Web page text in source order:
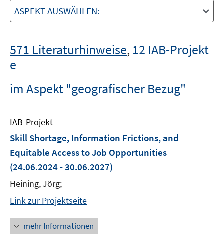
ASPEKT AUSWÄHLEN:
571 Literaturhinweise, 12 IAB-Projekt
e
im Aspekt "geografischer Bezug"
IAB-Projekt
Skill Shortage, Information Frictions, and
Equitable Access to Job Opportunities
(24.06.2024 - 30.06.2027)
Heining, Jörg;
Link zur Projektseite
mehr Informationen